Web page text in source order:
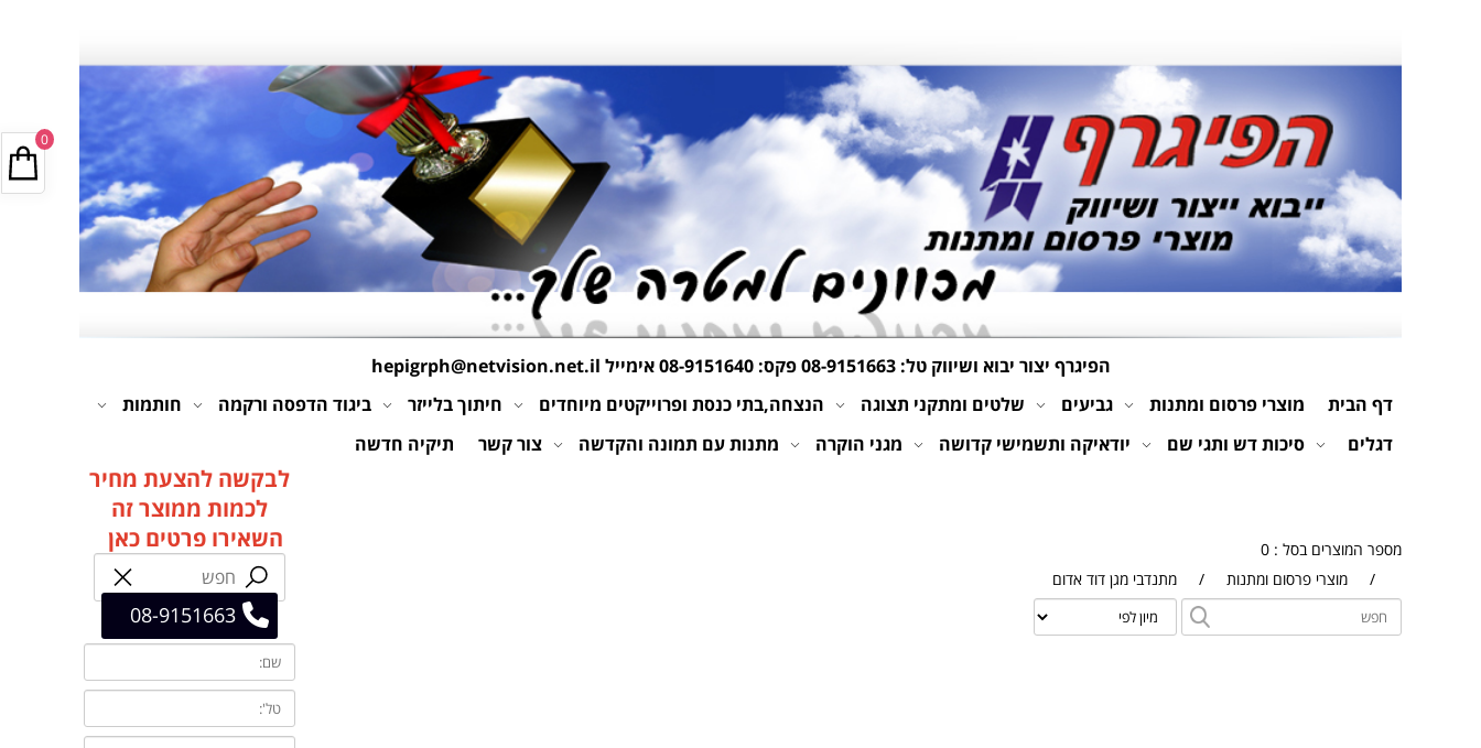
הפיגרף יצור יבוא ושיווק טל:08-9151663פקס: 08-9151640 אימייל
hepigrph@netvision.net.il
דף הבית
מוצרי פרסום ומתנות גביעים שלטים ומתקני תצוגה הנצחה,בתי כנסת ופרוייקטים מיוחדים חיתוך בלייזר ביגוד הדפסה ורקמה
חותמות
דגלים
סיכות דש ותגי שם יודאיקה ותשמישי קדושה מגני הוקרה מתנות עם תמונה והקדשה צור קשר תיקיה חדשה
מספר המוצרים בסל : 0
/
מוצרי פרסום ומתנות / מתנדבי מגן דוד אדום
0
לבקשה להצעת מחיר
לכמות ממוצר זה
השאירו פרטים כאן
08-9151663